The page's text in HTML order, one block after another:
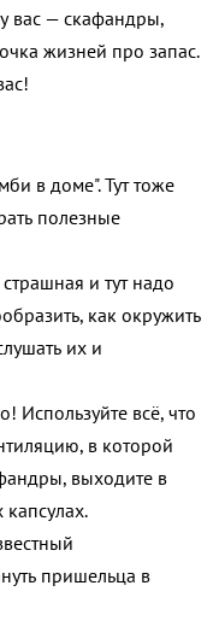
вас — скафандры,
жизней про запас.
в доме". Тут тоже
полезные
и тут надо
как окружить
их и
Используйте всё, что
в которой
выходите в
пришельца в